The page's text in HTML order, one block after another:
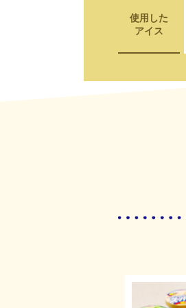
使用した
アイス